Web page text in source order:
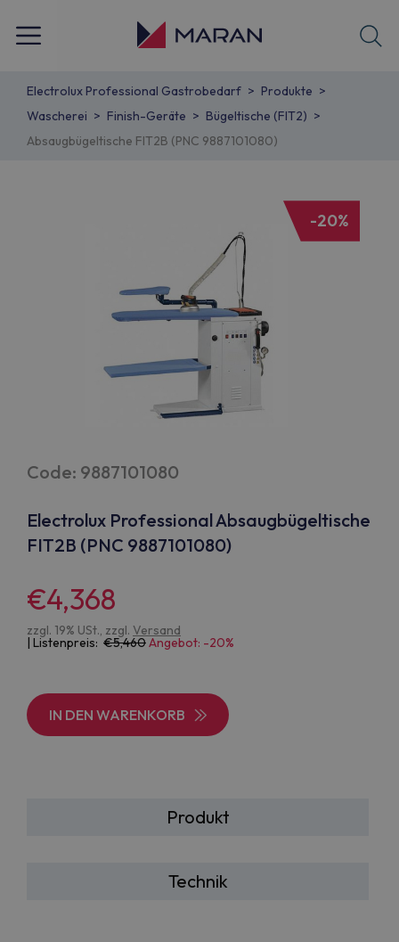
Electrolux Professional Gastrobedarf
Produkte
Wascherei
Finish-Geräte
Bügeltische (FIT2)
Absaugbügeltische FIT2B (PNC 9887101080)
Code: 9887101080
Electrolux Professional Absaugbügeltische
FIT2B (PNC 9887101080)
€4,368
zzgl. 19% USt., zzgl. Versand
| Listenpreis: 5,460Angebot: -20%
IN DEN WARENKORB
Produkt
Technik
-20%